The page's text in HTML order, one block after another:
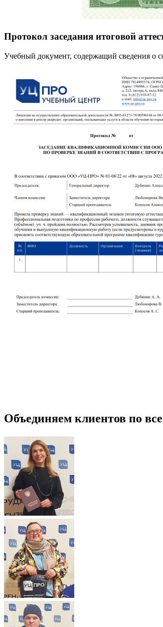
Протокол заседания итоговой
Учебный документ, содержащий сведения о
Объединяем клиентов по